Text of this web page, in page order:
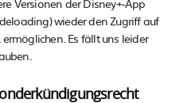
wieder den Zugriff auf
Es fällt uns leider